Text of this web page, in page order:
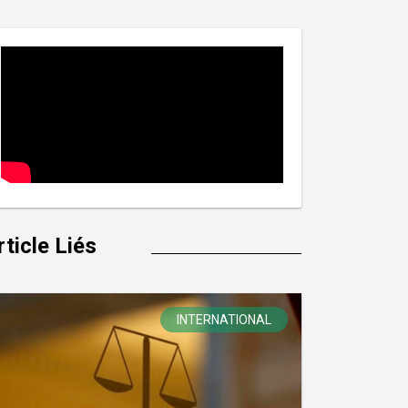
Liés
INTERNATIONAL